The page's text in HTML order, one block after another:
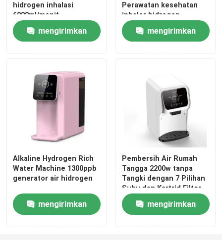
Rumah
Produk
hidrogen inhalasi
6000ml/menit
mengirimkan
Perawatan kesehatan
inhaler hidrogen
mengirimkan
Alkaline Hydrogen Rich
Water Machine 1300ppb
generator air hidrogen
mengirimkan
Pembersih Air Rumah
Tangga 2200w tanpa
Tangki dengan 7 Pilihan
Suhu dan Kartrid Filter
PAC RO Kartrid Filter
Resin
mengirimkan